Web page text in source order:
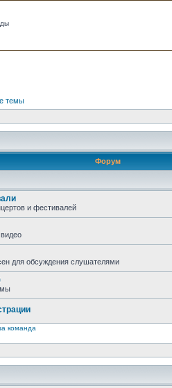
темы
Форум
и фестивалей
для обсуждения слушателями
команда